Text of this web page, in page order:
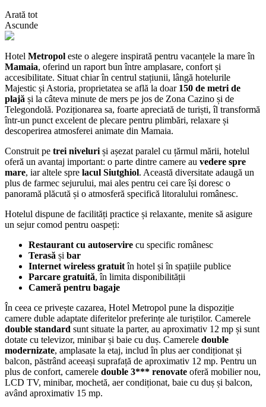
Arată tot
Ascunde
Hotel Metropol este o alegere inspirată pentru vacanțele la mare în
Mamaia, oferind un raport bun între amplasare, confort și
accesibilitate. Situat chiar în centrul stațiunii, lângă hotelurile
Majestic și Astoria, proprietatea se află la doar 150 de metri de
plajă și la câteva minute de mers pe jos de Zona Cazino și de
Telegondolă. Poziționarea sa, foarte apreciată de turiști, îl transformă
într-un punct excelent de plecare pentru plimbări, relaxare și
descoperirea atmosferei animate din Mamaia.
Construit pe trei niveluri și așezat paralel cu țărmul mării, hotelul
oferă un avantaj important: o parte dintre camere au vedere spre
mare, iar altele spre lacul Siutghiol. Această diversitate adaugă un
plus de farmec sejurului, mai ales pentru cei care își doresc o
panoramă plăcută și o atmosferă specifică litoralului românesc.
Hotelul dispune de facilități practice și relaxante, menite să asigure
un sejur comod pentru oaspeți:
Restaurant cu autoservire cu specific românesc
Terasă și bar
Internet wireless gratuitîn hotel și în spațiile publice
Parcare gratuită, în limita disponibilității
Cameră pentru bagaje
În ceea ce privește cazarea, Hotel Metropol pune la dispoziție
camere duble adaptate diferitelor preferințe ale turiștilor. Camerele
double standard sunt situate la parter, au aproximativ 12 mp și sunt
dotate cu televizor, minibar și baie cu duș. Camerele double
modernizate, amplasate la etaj, includ în plus aer condiționat și
balcon, păstrând aceeași suprafață de aproximativ 12 mp. Pentru un
plus de confort, camerele double 3*** renovate oferă mobilier nou,
LCD TV, minibar, mochetă, aer condiționat, baie cu duș și balcon,
având aproximativ 15 mp.